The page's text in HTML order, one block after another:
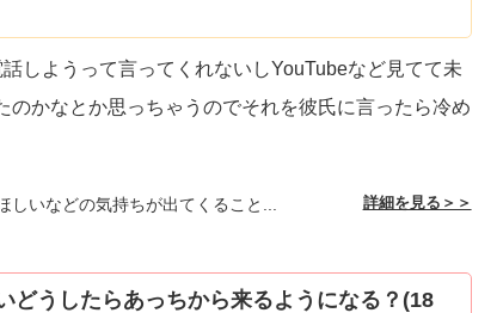
しようって言ってくれないしYouTubeなど見てて未
のかなとか思っちゃうのでそれを彼氏に言ったら冷め
いなどの気持ちが出てくること... 詳細を見る＞＞
どうしたらあっちから来るようになる？(18